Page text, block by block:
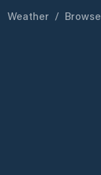
Weather / Browse